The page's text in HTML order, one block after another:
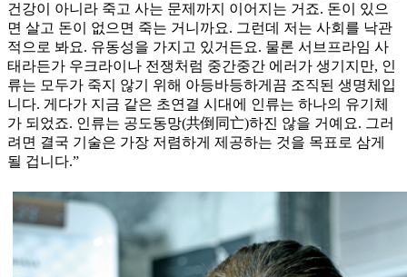
건강이 아니라 죽고 사는 문제까지 이어지는 거죠. 돈이 있으
면 살고 돈이 없으면 죽는 거니까요. 그런데 저는 사회를 낙관
적으로 봐요. 유동성을 가지고 있거든요. 물론 서브프라임 사
태라든가 우크라이나 전쟁처럼 중간중간 에러가 생기지만, 인
류는 모두가 죽지 않기 위해 아등바등하게끔 조직된 생명체입
니다. 게다가 지금 같은 초연결 시대에 인류는 하나의 유기체
가 되었죠. 인류는 공도동망(共倒同亡)하진 않을 거예요. 그러
려면 결국 기술은 가장 저렴하게 제공하는 것을 목표로 삼게
될 겁니다.”